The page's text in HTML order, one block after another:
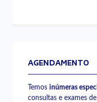
AGENDAMENTO
Temosinúmeras
consultas e exames